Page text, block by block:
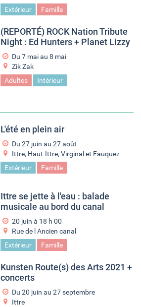
Extérieur
Famille
(REPORTÉ) ROCK Nation Tribute
Night : Ed Hunters + Planet Lizzy
Du 7 mai au 8 mai
Zik Zak
Adultes
Intérieur
L'été en plein air
Du 27 juin au 27 août
Ittre, Haut-Ittre, Virginal et Fauquez
Extérieur
Famille
Ittre se jette à l'eau : balade
musicale au bord du canal
20 juin à 18 h 00
Rue de l Ancien canal
Extérieur
Famille
Kunsten Route(s) des Arts 2021 +
concerts
Du 20 juin au 27 septembre
Ittre